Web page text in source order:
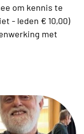
om kennis te
- leden € 10,00)
met